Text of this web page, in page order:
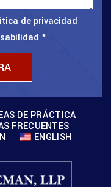
de privacidad
*
DE PRÁCTICA
FRECUENTES
ENGLISH